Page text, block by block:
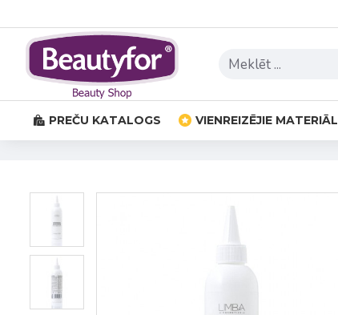
PREČU KATALOGS VIENREIZĒJIE